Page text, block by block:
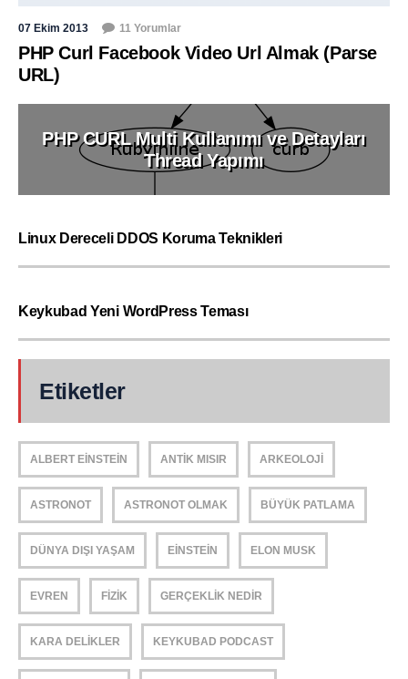
07 Ekim 2013 11 Yorumlar
PHP Curl Facebook Video Url Almak (Parse
URL)
PHP CURL Multi Kullanımı ve Detayları
Thread Yapımı
Linux Dereceli DDOS Koruma Teknikleri
Keykubad Yeni WordPress Teması
Etiketler
ALBERT EINSTEIN ANTIK MISIR ARKEOLOJI
ASTRONOT ASTRONOT OLMAK BÜYÜK PATLAMA
DÜNYA DIŞI YAŞAM EINSTEIN ELON MUSK
EVREN FIZIK GERÇEKLIK NEDIR
KARA DELIKLER KEYKUBAD PODCAST